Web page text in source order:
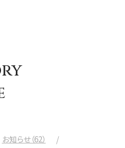
お知らせ（62）